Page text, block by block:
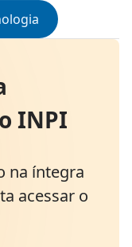
INPI
na íntegra
acessar o